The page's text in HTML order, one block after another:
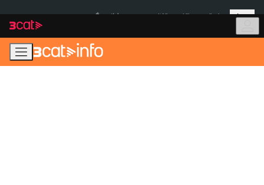
navegació
principal
contingut
Més